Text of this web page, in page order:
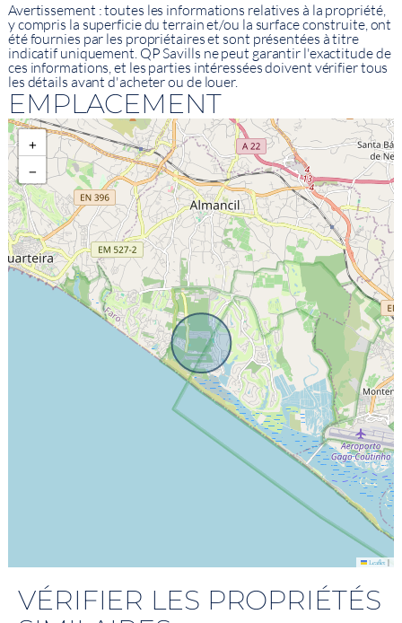
Avertissement : toutes les informations relatives à la propriété,
y compris la superficie du terrain et/ou la surface construite, ont
été fournies par les propriétaires et sont présentées à titre
indicatif uniquement. QP Savills ne peut garantir l'exactitude de
ces informations, et les parties intéressées doivent vérifier tous
les détails avant d'acheter ou de louer.
EMPLACEMENT
+
−
Leaflet |
VÉRIFIER LES PROPRIÉTÉS